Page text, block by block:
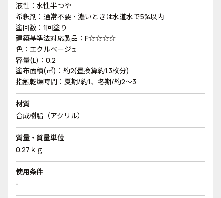
液性：水性半つや
希釈剤：通常不要・濃いときは水道水で5%以内
塗回数：1回塗り
建築基準法対応製品：F☆☆☆☆
色：エクルベージュ
容量(L)：0.2
塗布面積(㎡)：約2(畳換算約1.3枚分)
指触乾燥時間：夏期/約1、冬期/約2～3
材質
合成樹脂（アクリル）
質量・質量単位
0.27ｋｇ
使用条件
-